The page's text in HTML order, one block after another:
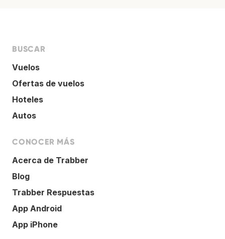
BUSCAR
Vuelos
Ofertas de vuelos
Hoteles
Autos
CONOCER MÁS
Acerca de Trabber
Blog
Trabber Respuestas
App Android
App iPhone